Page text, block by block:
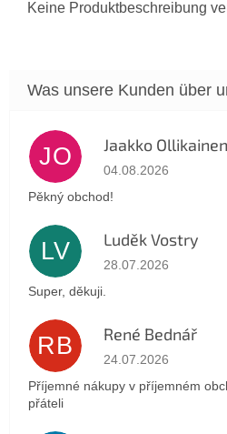
Keine Produktbeschreibung
JO Jaakko Ollikainen
Die Shop-Bewertung
04.08.2026
Pěkný obchod!
LV Luděk Vostry
Die Shop-Bewertung
28.07.2026
Super, děkuji.
RB René Bednář
Die Shop-Bewertung
24.07.2026
Příjemné nákupy v příjemném
přáteli